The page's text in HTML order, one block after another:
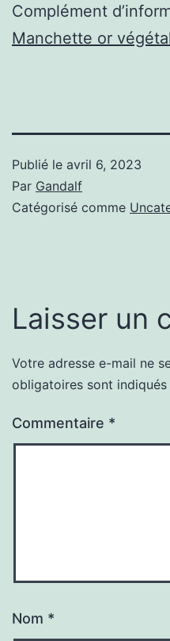
Complément
Manchette or
Publié le avril 6, 2023
Par Gandalf
Catégorisé comme
Laisser un
Votre adresse e-mail ne
obligatoires sont indiqués
Commentaire *
Nom *